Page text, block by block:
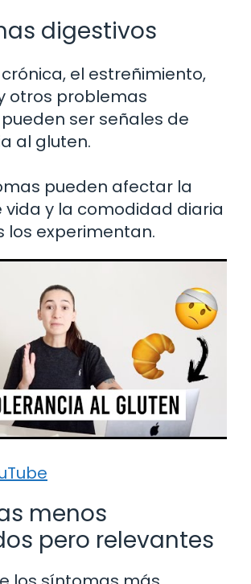
digestivos
el estreñimiento,
otros problemas
ser señales de
al gluten.
pueden afectar la
y la comodidad diaria
los experimentan.
menos
pero relevantes